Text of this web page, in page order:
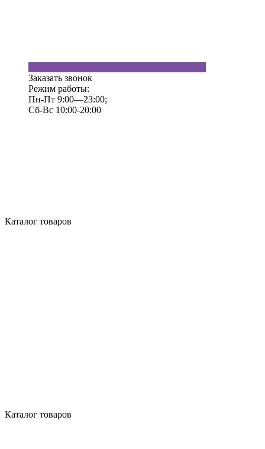
Заказать звонок
Режим работы:
Пн-Пт 9:00—23:00;
Сб-Вс 10:00-20:00
Каталог товаров
Каталог товаров